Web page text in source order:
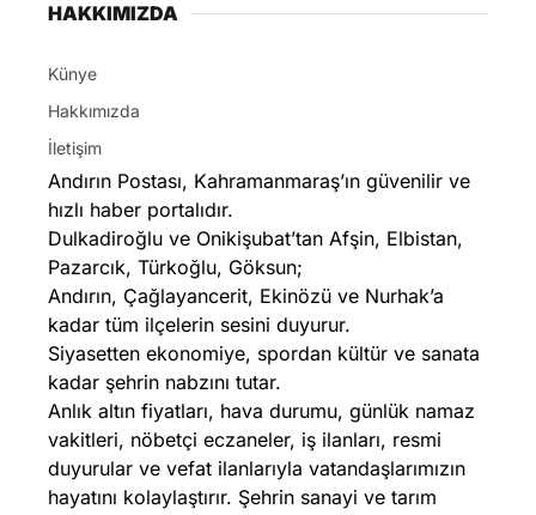
HAKKIMIZDA
Künye
Hakkımızda
İletişim
Andırın Postası, Kahramanmaraş’ın güvenilir ve
hızlı haber portalıdır.
Dulkadiroğlu ve Onikişubat’tan Afşin, Elbistan,
Pazarcık, Türkoğlu, Göksun;
Andırın, Çağlayancerit, Ekinözü ve Nurhak’a
kadar tüm ilçelerin sesini duyurur.
Siyasetten ekonomiye, spordan kültür ve sanata
kadar şehrin nabzını tutar.
Anlık altın fiyatları, hava durumu, günlük namaz
vakitleri, nöbetçi eczaneler, iş ilanları, resmi
duyurular ve vefat ilanlarıyla vatandaşlarımızın
hayatını kolaylaştırır. Şehrin sanayi ve tarım